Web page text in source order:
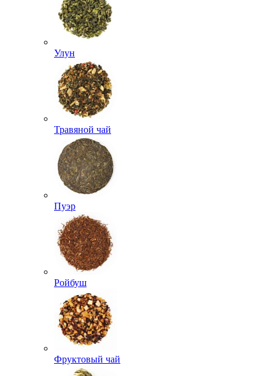
Улун
Травяной чай
Пуэр
Ройбуш
Фруктовый чай